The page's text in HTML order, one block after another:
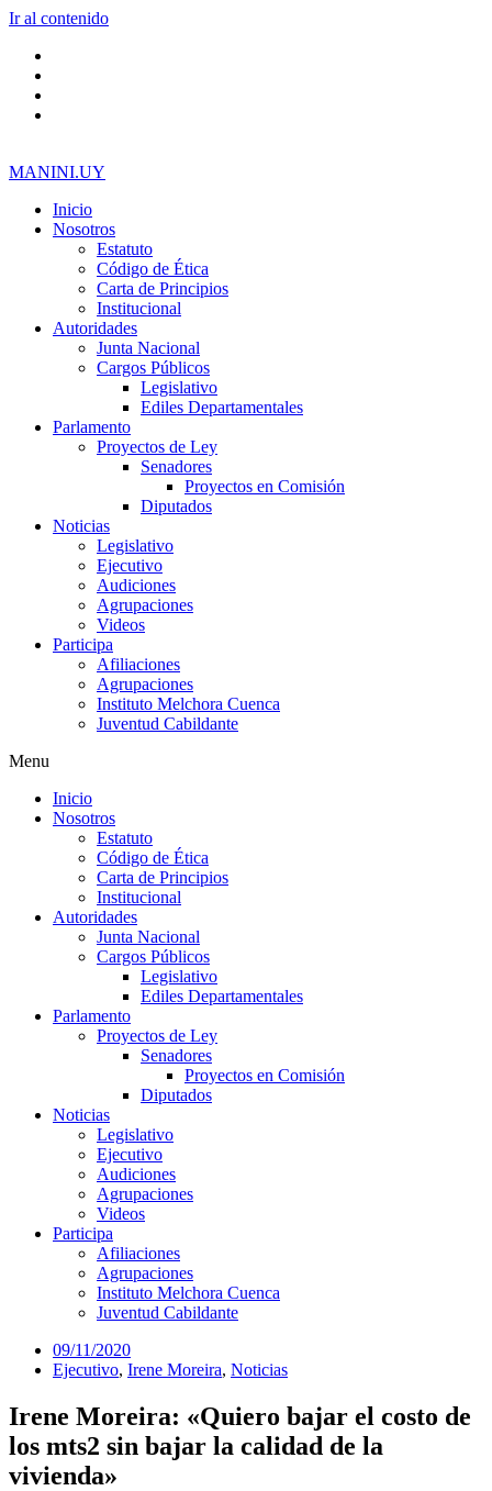
Ir al contenido
MANINI.UY
Inicio
Nosotros
Estatuto
Código de Ética
Carta de Principios
Institucional
Autoridades
Junta Nacional
Cargos Públicos
Legislativo
Ediles Departamentales
Parlamento
Proyectos de Ley
Senadores
Proyectos en Comisión
Diputados
Noticias
Legislativo
Ejecutivo
Audiciones
Agrupaciones
Videos
Participa
Afiliaciones
Agrupaciones
Instituto Melchora Cuenca
Juventud Cabildante
Menu
Inicio
Nosotros
Estatuto
Código de Ética
Carta de Principios
Institucional
Autoridades
Junta Nacional
Cargos Públicos
Legislativo
Ediles Departamentales
Parlamento
Proyectos de Ley
Senadores
Proyectos en Comisión
Diputados
Noticias
Legislativo
Ejecutivo
Audiciones
Agrupaciones
Videos
Participa
Afiliaciones
Agrupaciones
Instituto Melchora Cuenca
Juventud Cabildante
09/11/2020
Ejecutivo, Irene Moreira, Noticias
Irene Moreira: «Quiero bajar el costo de
los mts2 sin bajar la calidad de la
vivienda»